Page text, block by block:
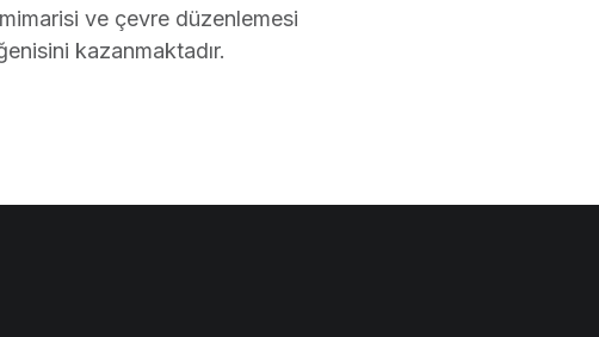
ve çevre düzenlemesi
kazanmaktadır.